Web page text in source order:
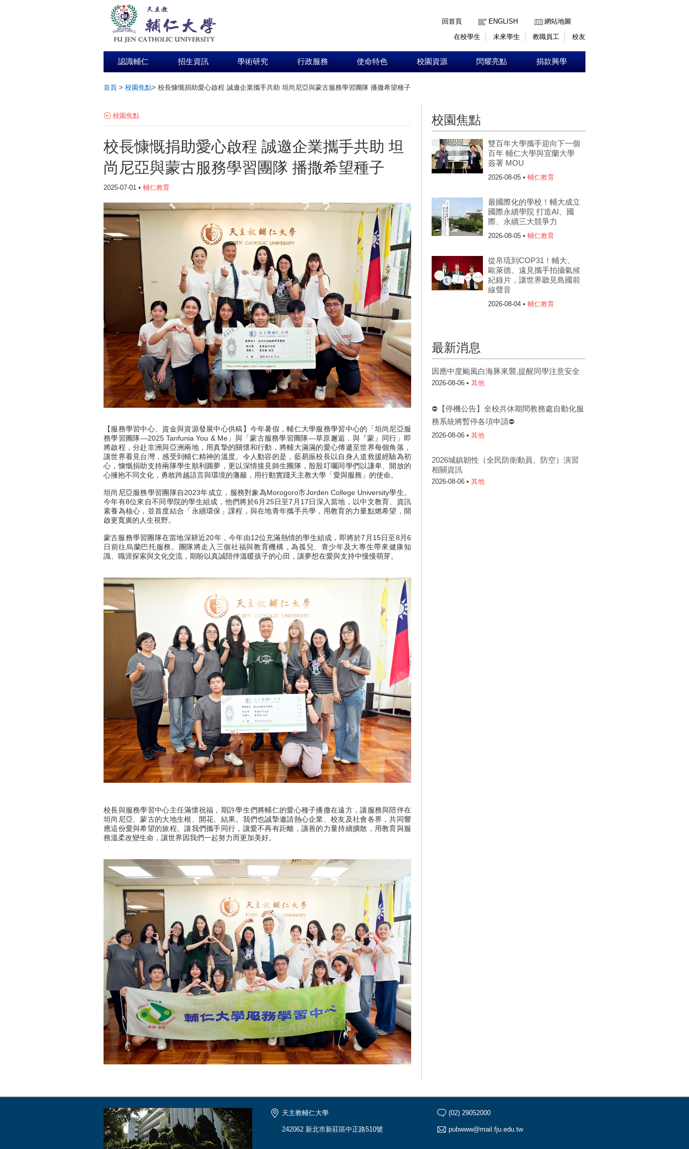
回首頁
ENGLISH
網站地圖
在校學生
未來學生 教職員工 校友
認識輔仁 招生資訊 學術研究 行政服務 使命特色 校園資源 閃耀亮點 捐款興學
首頁 > 校園焦點> 校長慷慨捐助愛心啟程 誠邀企業攜手共助 坦尚尼亞與蒙古服務學習團隊 播撒希望種子
校園焦點
校長慷慨捐助愛心啟程 誠邀企業攜手共助 坦
尚尼亞與蒙古服務學習團隊 播撒希望種子
2025-07-01 • 輔仁教育
【服務學習中心、資金與資源發展中心供稿】今年暑假，輔仁大學服務學習中心的「坦尚尼亞服
務學習團隊—2025 Tanfunia You & Me」與「蒙古服務學習團隊—草原邂逅．與『蒙』同行」即
將啟程，分赴非洲與亞洲兩地，用真摯的關懷和行動，將輔大滿滿的愛心傳遞至世界每個角落，
讓世界看見台灣，感受到輔仁精神的溫度。令人動容的是，藍易振校長以自身人道救援經驗為初
心，慷慨捐助支持兩隊學生順利圓夢，更以深情接見師生團隊，殷殷叮囑同學們以謙卑、開放的
心擁抱不同文化，勇敢跨越語言與環境的藩籬，用行動實踐天主教大學「愛與服務」的使命。
坦尚尼亞服務學習團隊自2023年成立，服務對象為Morogoro市Jorden College University學生。
今年有8位來自不同學院的學生組成，他們將於6月25日至7月17日深入當地，以中文教育、資訊
素養為核心，並首度結合「永續環保」課程，與在地青年攜手共學，用教育的力量點燃希望，開
啟更寬廣的人生視野。
蒙古服務學習團隊在當地深耕近20年，今年由12位充滿熱情的學生組成，即將於7月15日至8月6
日前往烏蘭巴托服務。團隊將走入三個社福與教育機構，為孤兒、青少年及大專生帶來健康知
識、職涯探索與文化交流，期盼以真誠陪伴溫暖孩子的心田，讓夢想在愛與支持中慢慢萌芽。
校長與服務學習中心主任滿懷祝福，期許學生們將輔仁的愛心種子播撒在遠方，讓服務與陪伴在
坦尚尼亞、蒙古的大地生根、開花、結果。我們也誠摯邀請熱心企業、校友及社會各界，共同響
應這份愛與希望的旅程。讓我們攜手同行，讓愛不再有距離，讓善的力量持續擴散，用教育與服
務溫柔改變生命，讓世界因我們一起努力而更加美好。
校園焦點
雙百年大學攜手迎向下一個
百年 輔仁大學與宜蘭大學
簽署 MOU
2026-08-05 • 輔仁教育
最國際化的學校！輔大成立
國際永續學院 打造AI、國
際、永續三大競爭力
2026-08-05 • 輔仁教育
從帛琉到COP31！輔大、
歐萊德、遠見攜手拍攝氣候
紀錄片，讓世界聽見島國前
線聲音
2026-08-04 • 輔仁教育
最新消息
因應中度颱風白海豚來襲,提醒同學注意安全
2026-08-06 • 其他
⛔【停機公告】全校共休期間教務處自動化服
務系統將暫停各項申請⛔
2026-08-06 • 其他
2026城鎮韌性（全民防衛動員、防空）演習
相關資訊
2026-08-06 • 其他
天主教輔仁大學
242062 新北市新莊區中正路510號
(02) 29052000
pubwww@mail.fju.edu.tw
s